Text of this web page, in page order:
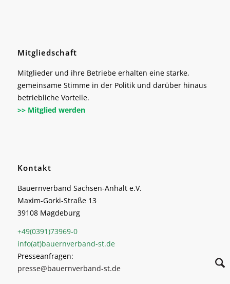
Mitgliedschaft
Mitglieder und ihre Betriebe erhalten eine starke,
gemeinsame Stimme in der Politik und darüber hinaus
betriebliche Vorteile.
>> Mitglied werden
Kontakt
Bauernverband Sachsen-Anhalt e.V.
Maxim-Gorki-Straße 13
39108 Magdeburg
+49(0391)73969-0
info(at)bauernverband-st.de
Presseanfragen:
presse@bauernverband-st.de